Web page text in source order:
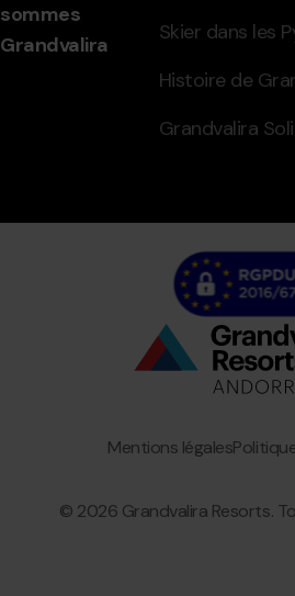
sommes
Grandvalira
Skier dans les
Histoire de
Grandvalira
© 2026 Grandvalira Resorts.
Granvalira
Mentions légales